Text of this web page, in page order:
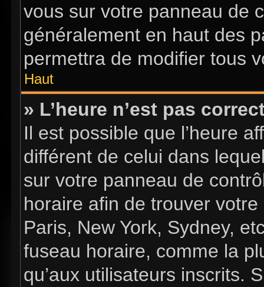
vous sur votre panneau de
généralement en haut des
permettra de modifier tous
Haut
» L’heure n’est pas
Il est possible que l’heure
différent de celui dans
sur votre panneau de
horaire afin de trouver
Paris, New York, Sydney,
fuseau horaire, comme la
qu’aux utilisateurs inscrits.